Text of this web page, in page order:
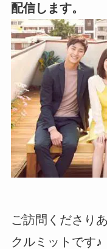
配信します。
ご訪問くださり
クルミットです♪